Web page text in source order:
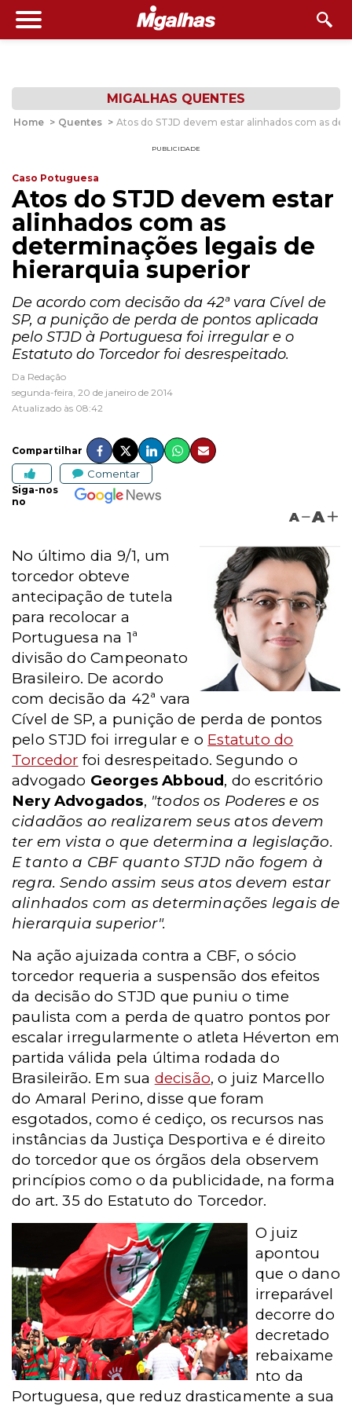
MIGALHAS QUENTES
Home > Quentes > Atos do STJD devem estar alinhados com as
PUBLICIDADE
Caso Potuguesa
Atos do STJD devem estar
alinhados com as
determinações legais de
hierarquia superior
De acordo com decisão da 42ª vara Cível de
SP, a punição de perda de pontos aplicada
pelo STJD à Portuguesa foi irregular e o
Estatuto do Torcedor foi desrespeitado.
Da Redação
segunda-feira, 20 de janeiro de 2014
Atualizado às 08:42
Compartilhar
Comentar
Siga-nos
no
A A
No último dia 9/1, um
torcedor obteve
antecipação de tutela
para recolocar a
Portuguesa na 1ª
divisão do Campeonato
Brasileiro. De acordo
com decisão da 42ª vara
Cível de SP, a punição de perda de pontos
pelo STJD foi irregular e o Estatuto do
Torcedor foi desrespeitado.Segundo o
advogado Georges Abboud, do escritório
Nery Advogados, "todos os Poderes e os
cidadãos ao realizarem seus atos devem
ter em vista o que determina a legislação.
E tanto a CBF quanto STJD não fogem à
regra. Sendo assim seus atos devem estar
alinhados com as determinações legais de
hierarquia superior".
Na ação ajuizada contra a CBF, o sócio
torcedor requeria a suspensão dos efeitos
da decisão do STJD que puniu o time
paulista com a perda de quatro pontos por
escalar irregularmente o atleta Héverton em
partida válida pela última rodada do
Brasileirão. Em sua decisão, o juiz Marcello
do Amaral Perino, disse queforam
esgotados, como é cediço, os recursos nas
instâncias da Justiça Desportiva e é direito
do torcedor que os órgãos dela observem
princípios como o da publicidade, na forma
do art. 35 do Estatuto do Torcedor.
O juiz
apontou
que o dano
irreparável
decorre do
decretado
rebaixame
nto da
Portuguesa, que reduz drasticamente a sua